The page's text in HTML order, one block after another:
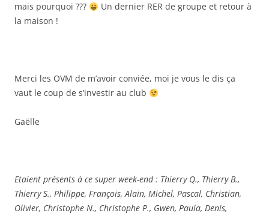
mais pourquoi ???
Un dernier RER de groupe et retour à
la maison !
Merci les OVM de m’avoir conviée, moi je vous le dis ça
vaut le coup de s’investir au club
Gaëlle
Etaient présents à ce super week-end : Thierry Q., Thierry B.,
Thierry S., Philippe, François, Alain, Michel, Pascal, Christian,
Olivier, Christophe N., Christophe P., Gwen, Paula, Denis,